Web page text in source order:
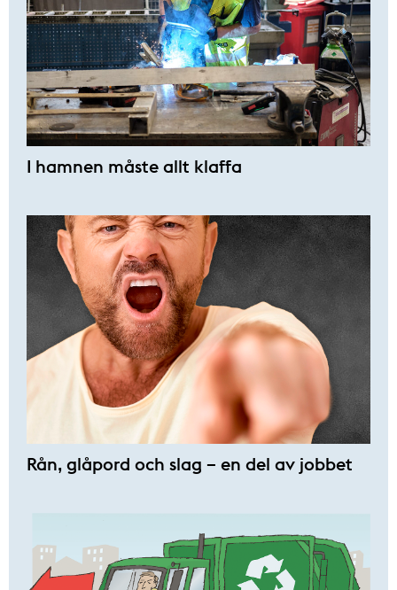
I hamnen måste allt klaffa
Rån, glåpord och slag – en del av jobbet